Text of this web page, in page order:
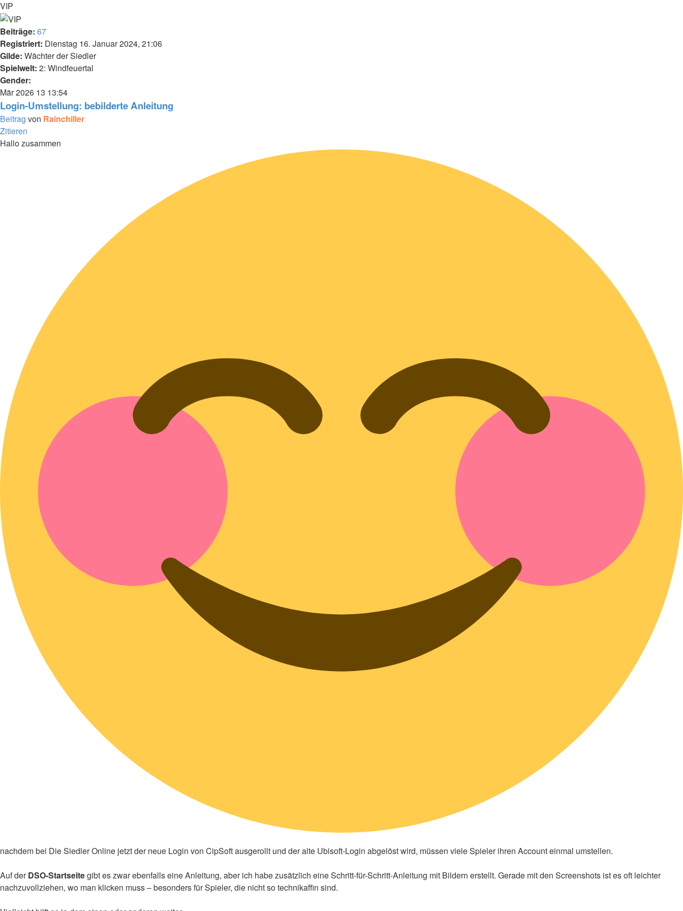
VIP
Beiträge: 67
Registriert: Dienstag 16. Januar 2024, 21:06
Gilde: Wächter der Siedler
Spielwelt: 2: Windfeuertal
Gender:
Mär 2026 13 13:54
Login-Umstellung: bebilderte Anleitung
Beitrag von Rainchiller
Zitieren
Hallo zusammen
nachdem bei Die Siedler Online jetzt der neue Login von CipSoft ausgerollt und der alte Ubisoft-Login abgelöst wird, müssen viele Spieler ihren Account einmal umstellen.
Auf derDSO-Startseitegibt es zwar ebenfalls eine Anleitung, aber ich habe zusätzlich eine Schritt-für-Schritt-Anleitung mit Bildern erstellt. Gerade mit den Screenshots ist es oft leichter
nachzuvollziehen, wo man klicken muss – besonders für Spieler, die nicht so technikaffin sind.